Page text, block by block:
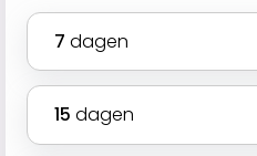
7 dagen
15 dagen